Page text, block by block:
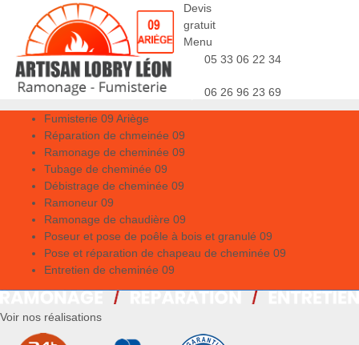
Devis
gratuit
Menu
05 33 06 22 34
06 26 96 23 69
Fumisterie 09 Ariège
Réparation de chmeinée 09
Ramonage de cheminée 09
Tubage de cheminée 09
Débistrage de cheminée 09
Ramoneur 09
Ramonage de chaudière 09
Poseur et pose de poêle à bois et granulé 09
Pose et réparation de chapeau de cheminée 09
Entretien de cheminée 09
Voir nos réalisations